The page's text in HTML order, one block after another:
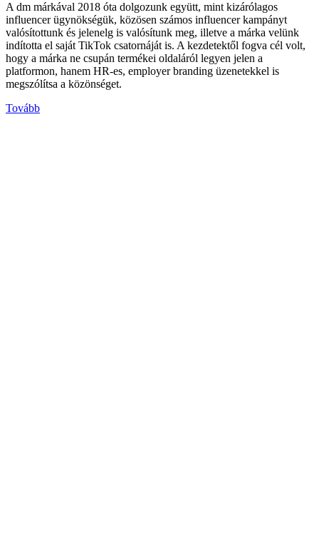
A dm márkával 2018 óta dolgozunk együtt, mint kizárólagos
influencer ügynökségük, közösen számos influencer kampányt
valósítottunk és jelenelg is valósítunk meg, illetve a márka velünk
indította el saját TikTok csatornáját is. A kezdetektől fogva cél volt,
hogy a márka ne csupán termékei oldaláról legyen jelen a
platformon, hanem HR-es, employer branding üzenetekkel is
megszólítsa a közönséget.
Tovább